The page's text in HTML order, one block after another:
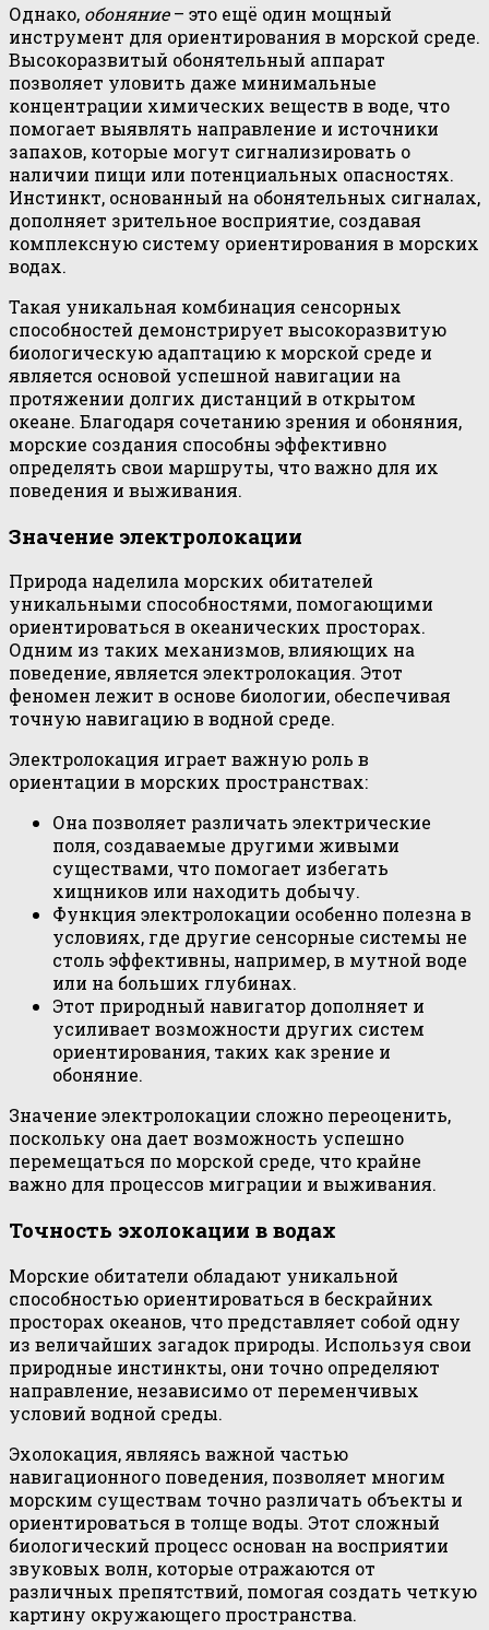
Однако, обоняние– это ещё один мощный
инструмент для ориентирования в морской среде.
Высокоразвитый обонятельный аппарат
позволяет уловить даже минимальные
концентрации химических веществ в воде, что
помогает выявлять направление и источники
запахов, которые могут сигнализировать о
наличии пищи или потенциальных опасностях.
Инстинкт, основанный на обонятельных сигналах,
дополняет зрительное восприятие, создавая
комплексную систему ориентирования в морских
водах.
Такая уникальная комбинация сенсорных
способностей демонстрирует высокоразвитую
биологическую адаптацию к морской среде и
является основой успешной навигации на
протяжении долгих дистанций в открытом
океане. Благодаря сочетанию зрения и обоняния,
морские создания способны эффективно
определять свои маршруты, что важно для их
поведения и выживания.
Значение электролокации
Природа наделила морских обитателей
уникальными способностями, помогающими
ориентироваться в океанических просторах.
Одним из таких механизмов, влияющих на
поведение, является электролокация. Этот
феномен лежит в основе биологии, обеспечивая
точную навигацию в водной среде.
Электролокация играет важную роль в
ориентации в морских пространствах:
Она позволяет различать электрические
поля, создаваемые другими живыми
существами, что помогает избегать
хищников или находить добычу.
Функция электролокации особенно полезна в
условиях, где другие сенсорные системы не
столь эффективны, например, в мутной воде
или на больших глубинах.
Этот природный навигатор дополняет и
усиливает возможности других систем
ориентирования, таких как зрение и
обоняние.
Значение электролокации сложно переоценить,
поскольку она дает возможность успешно
перемещаться по морской среде, что крайне
важно для процессов миграции и выживания.
Точность эхолокации в водах
Морские обитатели обладают уникальной
способностью ориентироваться в бескрайних
просторах океанов, что представляет собой одну
из величайших загадок природы. Используя свои
природные инстинкты, они точно определяют
направление, независимо от переменчивых
условий водной среды.
Эхолокация, являясь важной частью
навигационного поведения, позволяет многим
морским существам точно различать объекты и
ориентироваться в толще воды. Этот сложный
биологический процесс основан на восприятии
звуковых волн, которые отражаются от
различных препятствий, помогая создать четкую
картину окружающего пространства.